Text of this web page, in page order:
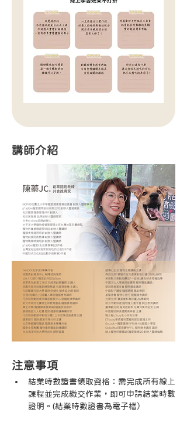
講師介紹
注意事項
結業時數證書領取資格：需完成所有線上
課程並完成繳交作業，即可申請結業時數
證明。(結業時數證書為電子檔）